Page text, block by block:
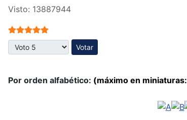
Visto: 13887944
Ratio:5/5
Por favor, vote
Por orden alfabético: (máximo en miniaturas: